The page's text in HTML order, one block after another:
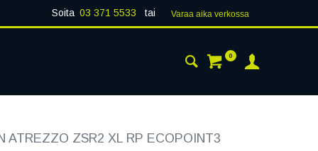
Soita 03 371 5533 tai Varaa aika verk​​​​ossa
0
ATREZZO ZSR2 XL RP ECOPOINT3